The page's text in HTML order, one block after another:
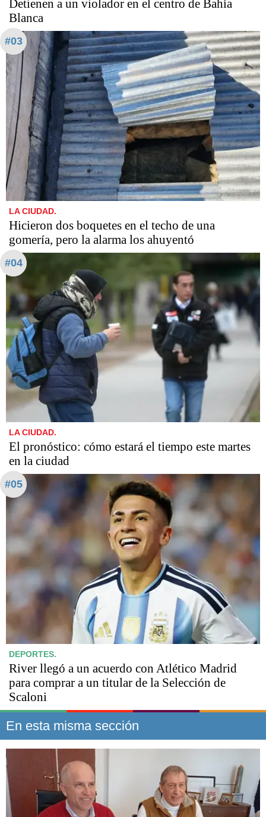
Detienen a un violador en el centro de Bahía
Blanca
#03
LA CIUDAD.
Hicieron dos boquetes en el techo de una
gomería, pero la alarma los ahuyentó
#04
LA CIUDAD.
El pronóstico: cómo estará el tiempo este martes
en la ciudad
#05
DEPORTES.
River llegó a un acuerdo con Atlético Madrid
para comprar a un titular de la Selección de
Scaloni
En esta misma sección